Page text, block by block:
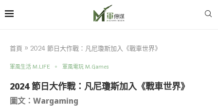
首頁 » 2024 節日大作戰：凡尼瓊斯加入《戰車世界》
軍風生活 M.LIFE 軍風電玩 M.Games
2024 節日大作戰：凡尼瓊斯加入《戰車世界》
圖文：Wargaming